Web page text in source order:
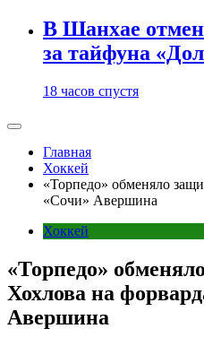
В Шанхае
за тайфуна
18 часов спустя
Главная
Хоккей
«Торпедо» обменяло
«Сочи» Авершина
Хоккей
«Торпедо»
Хохлова на
Авершина